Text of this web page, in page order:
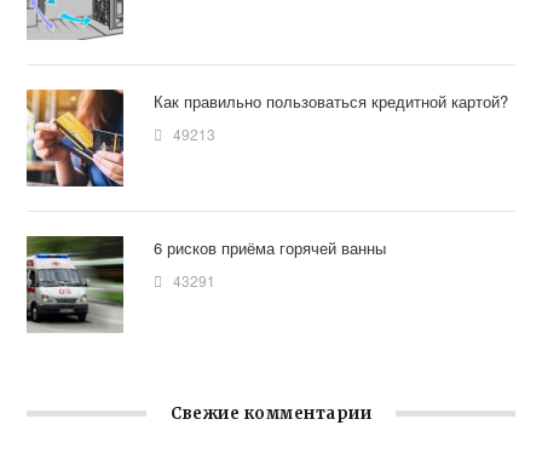
Как правильно пользоваться кредитной картой?
49213
6 рисков приёма горячей ванны
43291
Свежие комментарии